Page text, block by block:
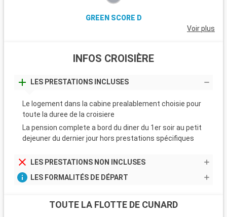
GREEN SCORE D
Voir plus
INFOS CROISIÈRE
LES PRESTATIONS INCLUSES
Le logement dans la cabine prealablement choisie pour
toute la duree de la croisiere
La pension complete a bord du diner du 1er soir au petit
dejeuner du dernier jour hors prestations spécifiques
LES PRESTATIONS NON INCLUSES
LES FORMALITÉS DE DÉPART
TOUTE LA FLOTTE DE CUNARD